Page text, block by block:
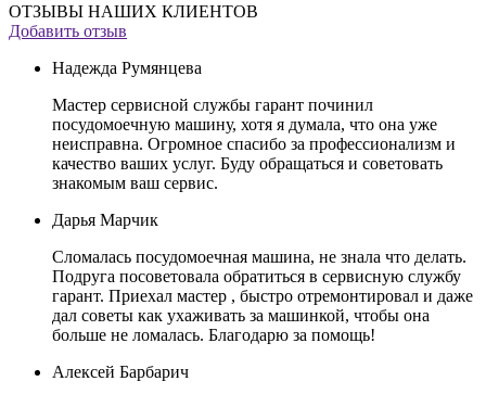
ОТЗЫВЫ НАШИХ КЛИЕНТОВ
Добавить отзыв
Надежда Румянцева
Мастер сервисной службы гарант починил
посудомоечную машину, хотя я думала, что она уже
неисправна. Огромное спасибо за профессионализм и
качество ваших услуг. Буду обращаться и советовать
знакомым ваш сервис.
Дарья Марчик
Сломалась посудомоечная машина, не знала что делать.
Подруга посоветовала обратиться в сервисную службу
гарант. Приехал мастер , быстро отремонтировал и даже
дал советы как ухаживать за машинкой, чтобы она
больше не ломалась. Благодарю за помощь!
Алексей Барбарич